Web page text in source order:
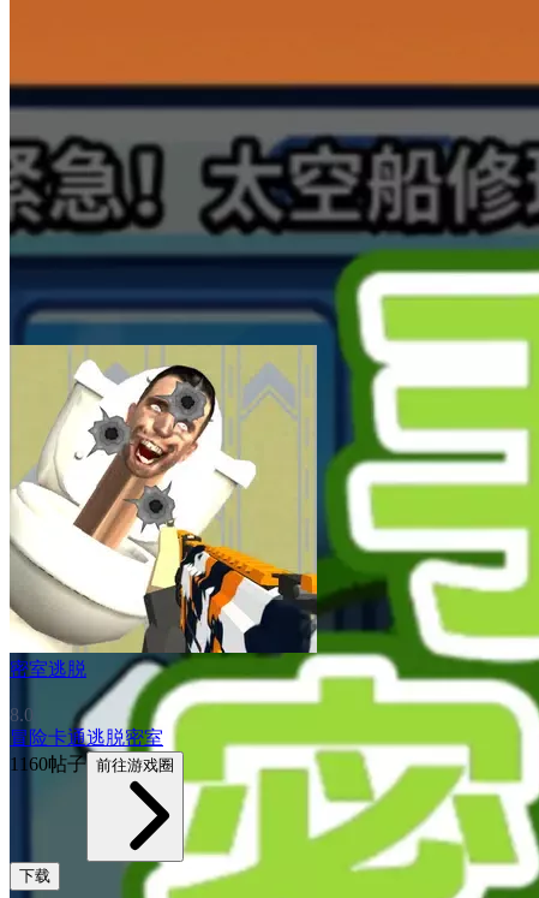
密室逃脱
8.0
冒险卡通逃脱密室
1160帖子 前往游戏圈
下载